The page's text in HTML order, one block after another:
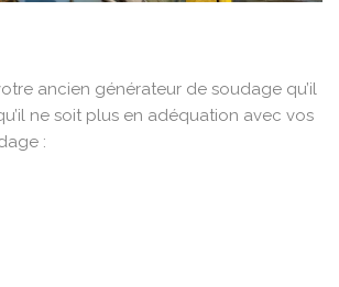
ancien générateur de soudage qu’il
ne soit plus en adéquation avec vos
: